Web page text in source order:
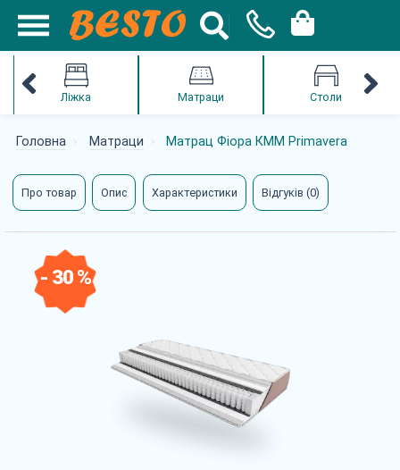
Ліжка Матраци Столи
Головна Матраци Матрац Фіора КММ Primavera
Про товар Опис Характеристики Відгуків (0)
- 30 %